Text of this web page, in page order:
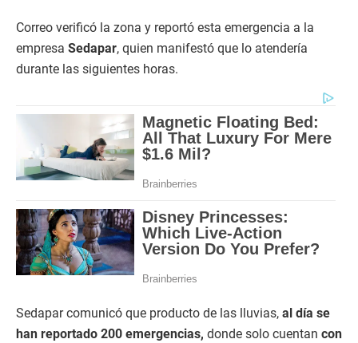
Correo verificó la zona y reportó esta emergencia a la
empresa Sedapar, quien manifestó que lo atendería
durante las siguientes horas.
Sedapar comunicó que producto de las lluvias, al día se
han reportado 200 emergencias, donde solo cuentan con